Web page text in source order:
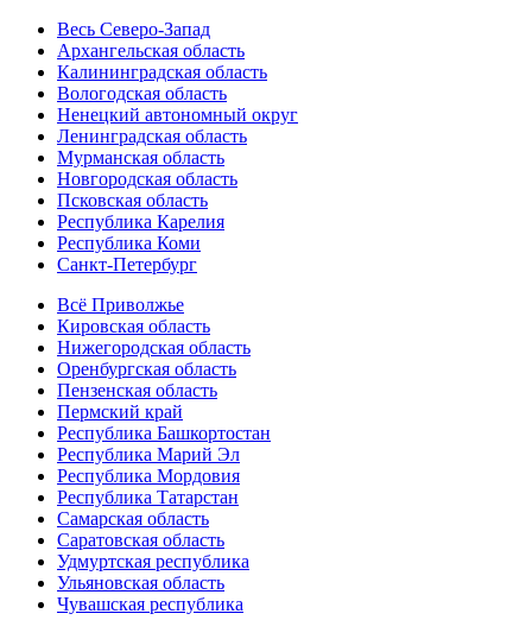
Весь Северо-Запад
Архангельская область
Калининградская область
Вологодская область
Ненецкий автономный округ
Ленинградская область
Мурманская область
Новгородская область
Псковская область
Республика Карелия
Республика Коми
Санкт-Петербург
Всё Приволжье
Кировская область
Нижегородская область
Оренбургская область
Пензенская область
Пермский край
Республика Башкортостан
Республика Марий Эл
Республика Мордовия
Республика Татарстан
Самарская область
Саратовская область
Удмуртская республика
Ульяновская область
Чувашская республика